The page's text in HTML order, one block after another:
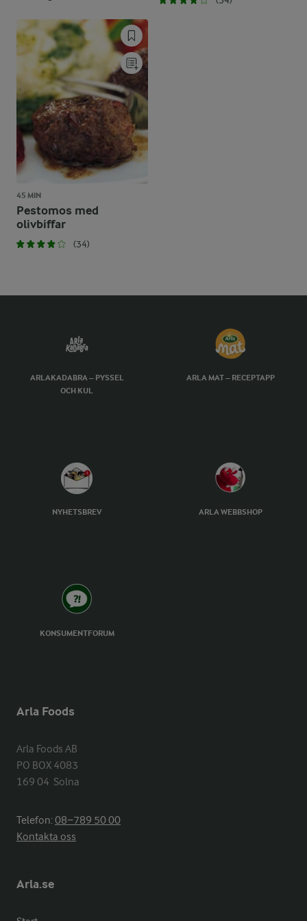
45 MIN
Pestomos med
olivbiffar
(34)
ARLAKADABRA – PYSSEL
OCH KUL
ARLA MAT – RECEPTAPP
NYHETSBREV ARLA WEBBSHOP
KONSUMENTFORUM
Arla Foods
Arla Foods AB
PO BOX 4083
169 04  Solna
Telefon:08−789 50 00
Kontakta oss
Arla.se